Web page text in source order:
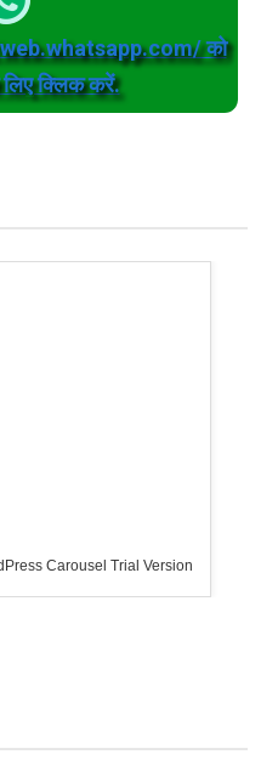
को
क्लिक करें.
Carousel Trial Version